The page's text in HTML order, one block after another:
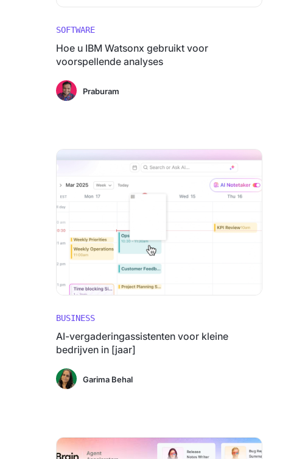
SOFTWARE
Hoe u IBM Watsonx gebruikt voor
voorspellende analyses
Praburam
BUSINESS
AI-vergaderingassistenten voor kleine
bedrijven in [jaar]
Garima Behal